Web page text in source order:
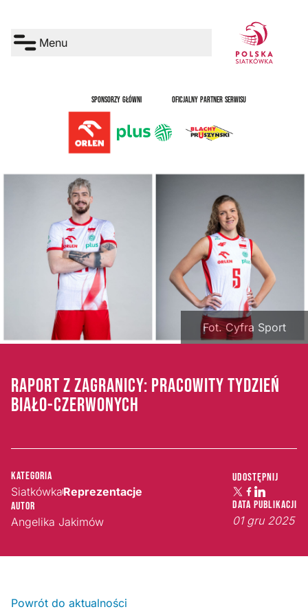
Menu
SPONSORZY GŁÓWNI OFICJALNY PARTNER SERWISU
Fot. Cyfra Sport
RAPORT Z ZAGRANICY: PRACOWITY TYDZIEŃ
BIAŁO-CZERWONYCH
Kategoria
SiatkówkaReprezentacje
Autor
Angelika Jakimów
Udostępnij
Data publikacji
01 gru 2025
Powrót do aktualności